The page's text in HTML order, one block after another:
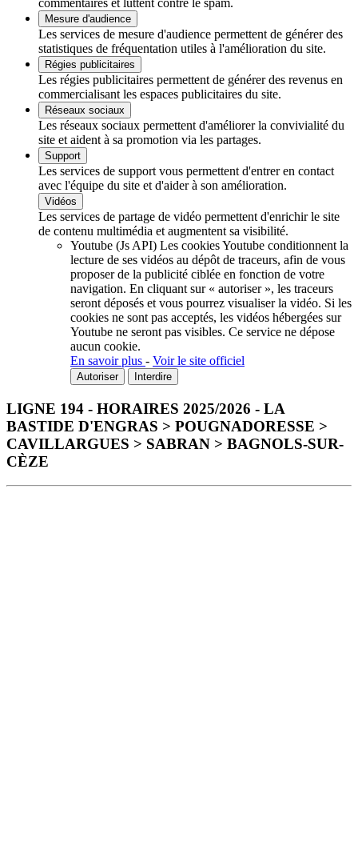
commentaires et luttent contre le spam.
Mesure d'audience
Les services de mesure d'audience permettent de générer des
statistiques de fréquentation utiles à l'amélioration du site.
Régies publicitaires
Les régies publicitaires permettent de générer des revenus en
commercialisant les espaces publicitaires du site.
Réseaux sociaux
Les réseaux sociaux permettent d'améliorer la convivialité du
site et aident à sa promotion via les partages.
Support
Les services de support vous permettent d'entrer en contact
avec l'équipe du site et d'aider à son amélioration.
Vidéos
Les services de partage de vidéo permettent d'enrichir le site
de contenu multimédia et augmentent sa visibilité.
Youtube (Js API) Les cookies Youtube conditionnent la
lecture de ses vidéos au dépôt de traceurs, afin de vous
proposer de la publicité ciblée en fonction de votre
navigation. En cliquant sur « autoriser », les traceurs
seront déposés et vous pourrez visualiser la vidéo. Si les
cookies ne sont pas acceptés, les vidéos hébergées sur
Youtube ne seront pas visibles. Ce service ne dépose
aucun cookie.
En savoir plus - Voir le site officiel
Autoriser Interdire
LIGNE 194 - HORAIRES 2025/2026 - LA
BASTIDE D'ENGRAS > POUGNADORESSE >
CAVILLARGUES > SABRAN > BAGNOLS-SUR-
CÈZE